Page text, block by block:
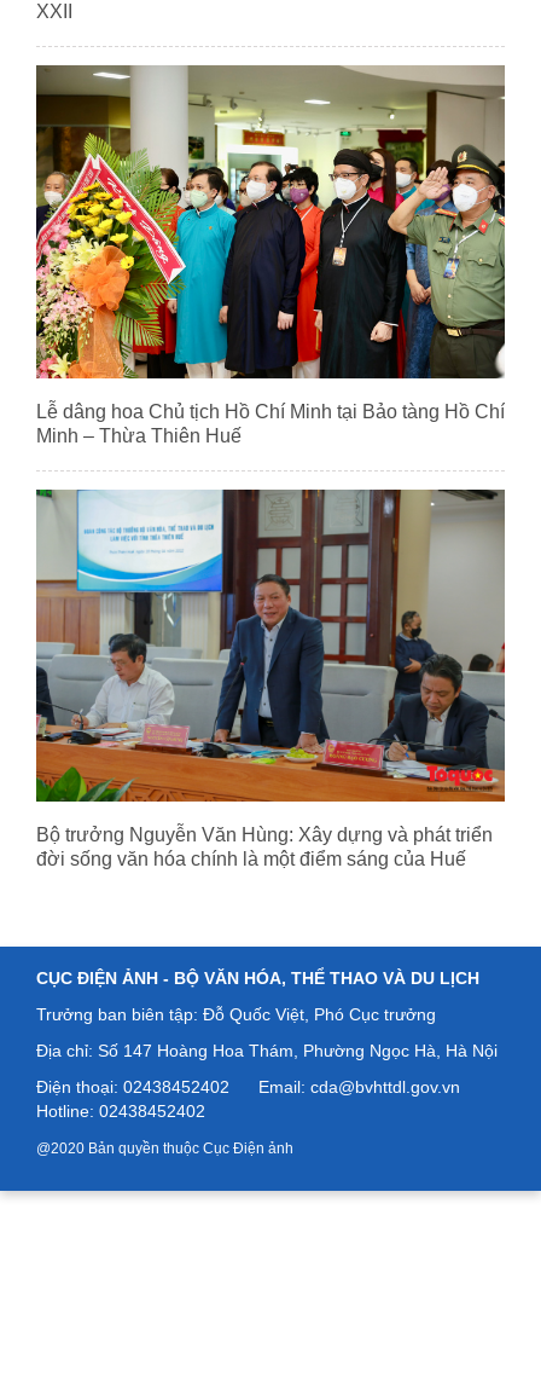
XXII
Lễ dâng hoa Chủ tịch Hồ Chí Minh tại Bảo tàng Hồ Chí
Minh – Thừa Thiên Huế
Bộ trưởng Nguyễn Văn Hùng: Xây dựng và phát triển
đời sống văn hóa chính là một điểm sáng của Huế
CỤC ĐIỆN ẢNH - BỘ VĂN HÓA, THỂ THAO VÀ DU LỊCH
Trưởng ban biên tập: Đỗ Quốc Việt, Phó Cục trưởng
Địa chỉ: Số 147 Hoàng Hoa Thám, Phường Ngọc Hà, Hà Nội
Điện thoại: 02438452402 Email: cda@bvhttdl.gov.vn
Hotline: 02438452402
@2020 Bản quyền thuộc Cục Điện ảnh